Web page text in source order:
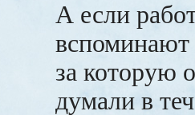
А если
за которую
думали в